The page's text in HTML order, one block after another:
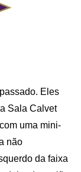
Eles
Sala Calvet
uma mini-
não
da faixa